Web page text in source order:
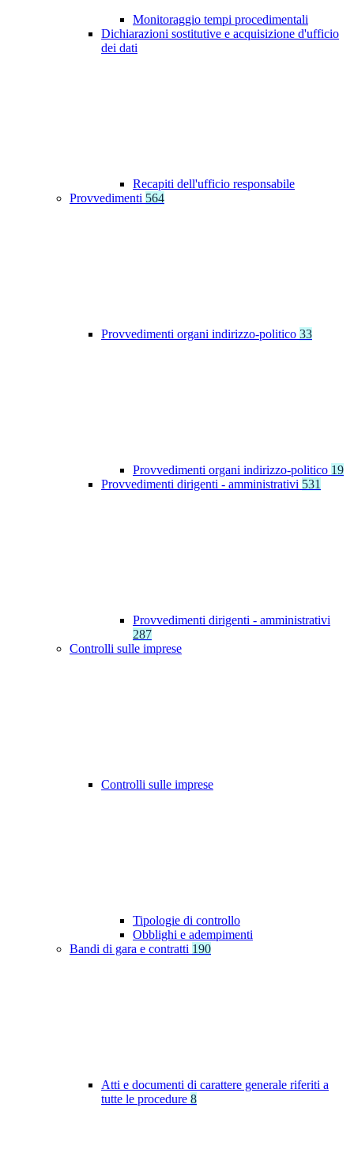
Monitoraggio tempi procedimentali
Dichiarazioni sostitutive e acquisizione d'ufficio
dei dati
Recapiti dell'ufficio responsabile
Provvedimenti 564
Provvedimenti organi indirizzo-politico 33
Provvedimenti organi indirizzo-politico 19
Provvedimenti dirigenti - amministrativi 531
Provvedimenti dirigenti - amministrativi
287
Controlli sulle imprese
Controlli sulle imprese
Tipologie di controllo
Obblighi e adempimenti
Bandi di gara e contratti 190
Atti e documenti di carattere generale riferiti a
tutte le procedure 8